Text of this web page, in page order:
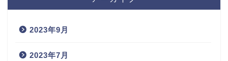
2023年9月
2023年7月